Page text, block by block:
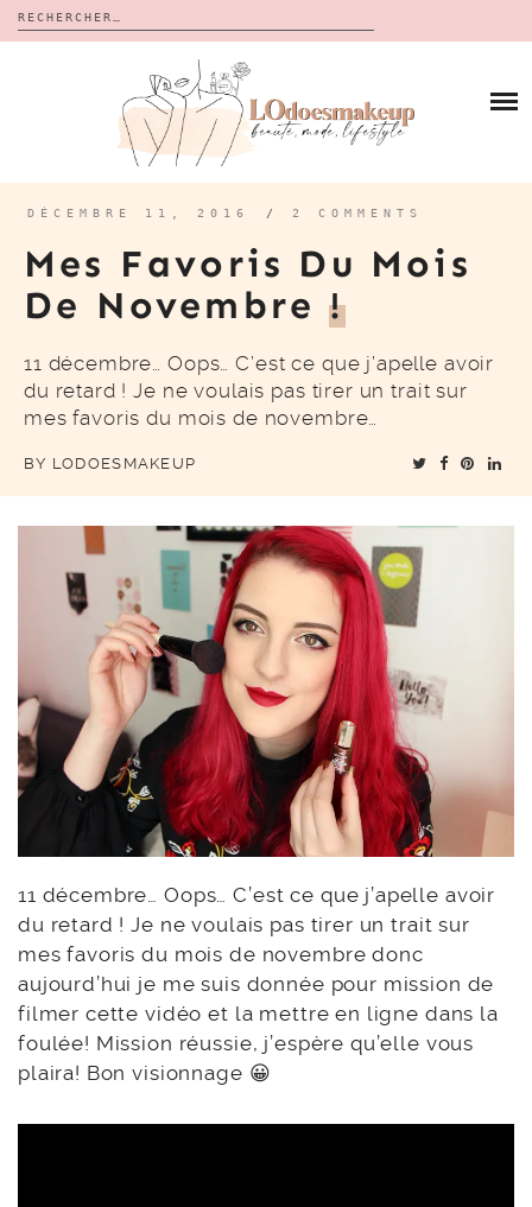
Rechercher :
CALENDRIERS DE L’AVENT
BON PLAN
À PROPOS
CONTACT
DÉCEMBRE 11, 2016 / 2 COMMENTS
Mes Favoris Du Mois
De Novembre!
11 décembre… Oops… C’est ce que j’apelle avoir
du retard ! Je ne voulais pas tirer un trait sur
mes favoris du mois de novembre…
BY LODOESMAKEUP
11 décembre… Oops… C’est ce que j’apelle avoir
du retard ! Je ne voulais pas tirer un trait sur
mes favoris du mois de novembre donc
aujourd’hui je me suis donnée pour mission de
filmer cette vidéo et la mettre en ligne dans la
foulée! Mission réussie, j’espère qu’elle vous
plaira! Bon visionnage 😀